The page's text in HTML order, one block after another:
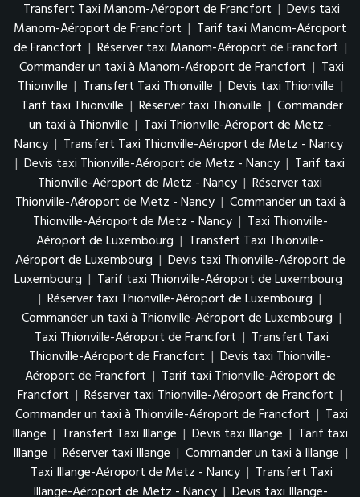
Transfert Taxi Manom-Aéroport de Francfort | Devis taxi
Manom-Aéroport de Francfort | Tarif taxi Manom-Aéroport
de Francfort | Réserver taxi Manom-Aéroport de Francfort |
Commander un taxi à Manom-Aéroport de Francfort | Taxi
Thionville | Transfert Taxi Thionville | Devis taxi Thionville |
Tarif taxi Thionville | Réserver taxi Thionville | Commander
un taxi à Thionville | Taxi Thionville-Aéroport de Metz -
Nancy | Transfert Taxi Thionville-Aéroport de Metz - Nancy
| Devis taxi Thionville-Aéroport de Metz - Nancy | Tarif taxi
Thionville-Aéroport de Metz - Nancy | Réserver taxi
Thionville-Aéroport de Metz - Nancy | Commander un taxi à
Thionville-Aéroport de Metz - Nancy | Taxi Thionville-
Aéroport de Luxembourg | Transfert Taxi Thionville-
Aéroport de Luxembourg | Devis taxi Thionville-Aéroport de
Luxembourg | Tarif taxi Thionville-Aéroport de Luxembourg
| Réserver taxi Thionville-Aéroport de Luxembourg |
Commander un taxi à Thionville-Aéroport de Luxembourg |
Taxi Thionville-Aéroport de Francfort | Transfert Taxi
Thionville-Aéroport de Francfort | Devis taxi Thionville-
Aéroport de Francfort | Tarif taxi Thionville-Aéroport de
Francfort | Réserver taxi Thionville-Aéroport de Francfort |
Commander un taxi à Thionville-Aéroport de Francfort | Taxi
Illange | Transfert Taxi Illange | Devis taxi Illange | Tarif taxi
Illange | Réserver taxi Illange | Commander un taxi à Illange |
Taxi Illange-Aéroport de Metz - Nancy | Transfert Taxi
Illange-Aéroport de Metz - Nancy | Devis taxi Illange-